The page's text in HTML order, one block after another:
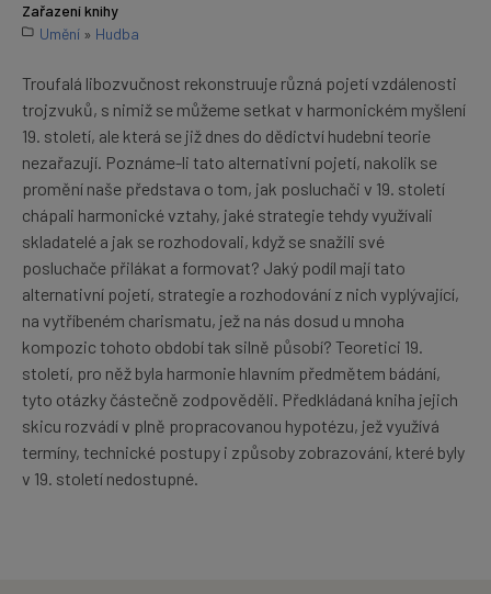
Zařazení knihy
Umění » Hudba
Troufalá libozvučnost rekonstruuje různá pojetí vzdálenosti
trojzvuků, s nimiž se můžeme setkat v harmonickém myšlení
19. století, ale která se již dnes do dědictví hudební teorie
nezařazují. Poznáme-li tato alternativní pojetí, nakolik se
promění naše představa o tom, jak posluchači v 19. století
chápali harmonické vztahy, jaké strategie tehdy využívali
skladatelé a jak se rozhodovali, když se snažili své
posluchače přilákat a formovat? Jaký podíl mají tato
alternativní pojetí, strategie a rozhodování z nich vyplývající,
na vytříbeném charismatu, jež na nás dosud u mnoha
kompozic tohoto období tak silně působí? Teoretici 19.
století, pro něž byla harmonie hlavním předmětem bádání,
tyto otázky částečně zodpověděli. Předkládaná kniha jejich
skicu rozvádí v plně propracovanou hypotézu, jež využívá
termíny, technické postupy i způsoby zobrazování, které byly
v 19. století nedostupné.